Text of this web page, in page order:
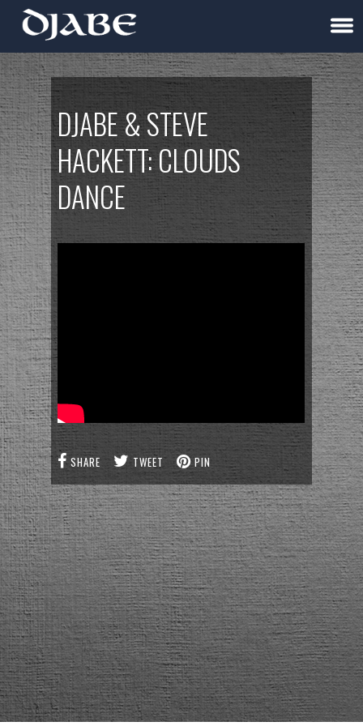
DJABE & STEVE
HACKETT: CLOUDS
DANCE
SHARE TWEET PIN